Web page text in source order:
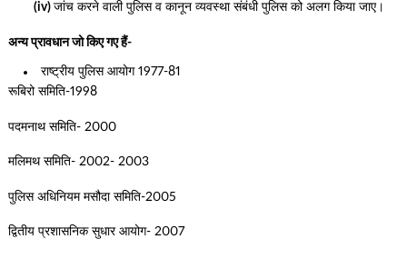
(iv) जांच करने वाली पुलिस व कानून व्यवस्था संबंधी पुलिस को अलग किया जाए।
अन्य प्रावधान जो किए गए हैं-
राष्ट्रीय पुलिस आयोग 1977-81
रूबिरो समिति-1998
पदमनाथ समिति- 2000
मलिमथ समिति- 2002- 2003
पुलिस अधिनियम मसौदा समिति-2005
द्वितीय प्रशासनिक सुधार आयोग- 2007